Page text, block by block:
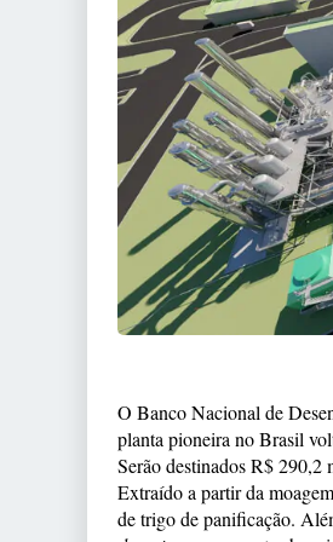
O Banco Nacional de
planta pioneira no Brasil
Serão destinados R$
Extraído a partir da
de trigo de panificação.